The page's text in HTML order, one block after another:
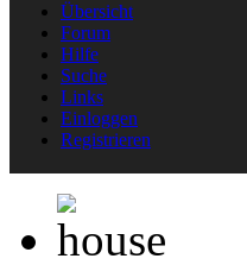
Übersicht
Forum
Hilfe
Suche
Links
Einloggen
Registrieren